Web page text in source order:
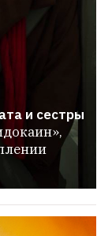
и сестры